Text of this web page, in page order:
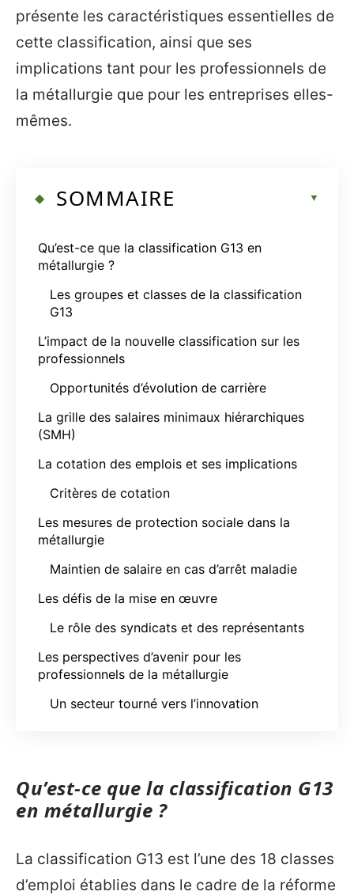
présente les caractéristiques essentielles de
cette classification, ainsi que ses
implications tant pour les professionnels de
la métallurgie que pour les entreprises elles-
mêmes.
SOMMAIRE
Qu’est-ce que la classification G13 en
métallurgie ?
Les groupes et classes de la classification
G13
L’impact de la nouvelle classification sur les
professionnels
Opportunités d’évolution de carrière
La grille des salaires minimaux hiérarchiques
(SMH)
La cotation des emplois et ses implications
Critères de cotation
Les mesures de protection sociale dans la
métallurgie
Maintien de salaire en cas d’arrêt maladie
Les défis de la mise en œuvre
Le rôle des syndicats et des représentants
Les perspectives d’avenir pour les
professionnels de la métallurgie
Un secteur tourné vers l’innovation
Qu’est-ce que la classification G13
en métallurgie ?
La classification G13 est l’une des 18 classes
d’emploi établies dans le cadre de la réforme